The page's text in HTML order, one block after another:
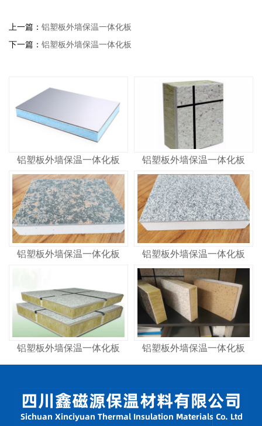
上一篇： 铝塑板外墙保温一体化板
下一篇： 铝塑板外墙保温一体化板
铝塑板外墙保温一体化板 铝塑板外墙保温一体化板
铝塑板外墙保温一体化板 铝塑板外墙保温一体化板
铝塑板外墙保温一体化板 铝塑板外墙保温一体化板